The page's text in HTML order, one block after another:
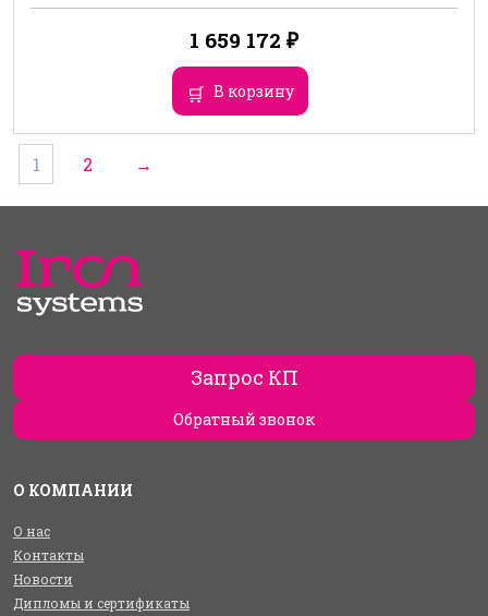
1 659 172 ₽
В корзину
1 2 →
Запрос КП
Обратный звонок
О КОМПАНИИ
О нас
Контакты
Новости
Дипломы и сертификаты